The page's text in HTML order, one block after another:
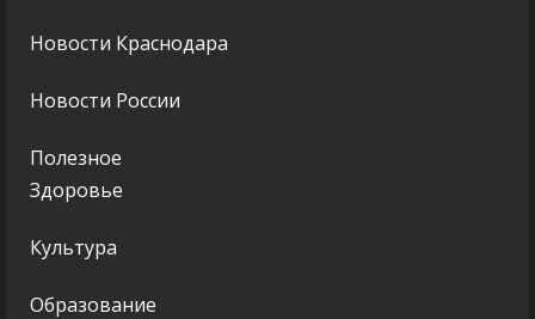
Новости Краснодара
Новости России
Полезное
Здоровье
Культура
Образование